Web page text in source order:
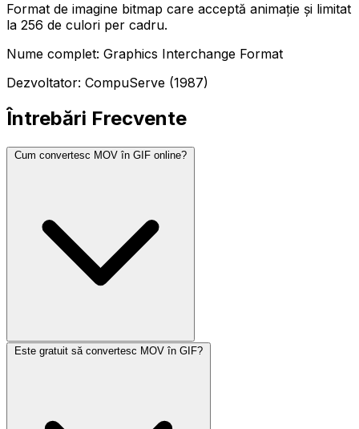
Format de imagine bitmap care acceptă animație și limitat
la 256 de culori per cadru.
Nume complet: Graphics Interchange Format
Dezvoltator: CompuServe (1987)
Întrebări Frecvente
Cum convertesc MOV în GIF online?
Este gratuit să convertesc MOV în GIF?